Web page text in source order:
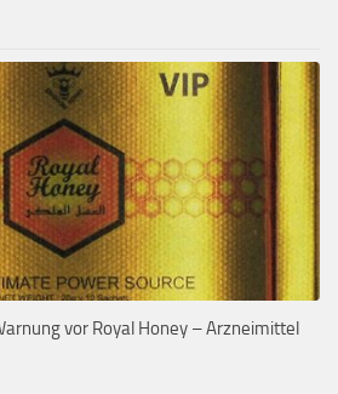
vor Royal Honey – Arzneimittel